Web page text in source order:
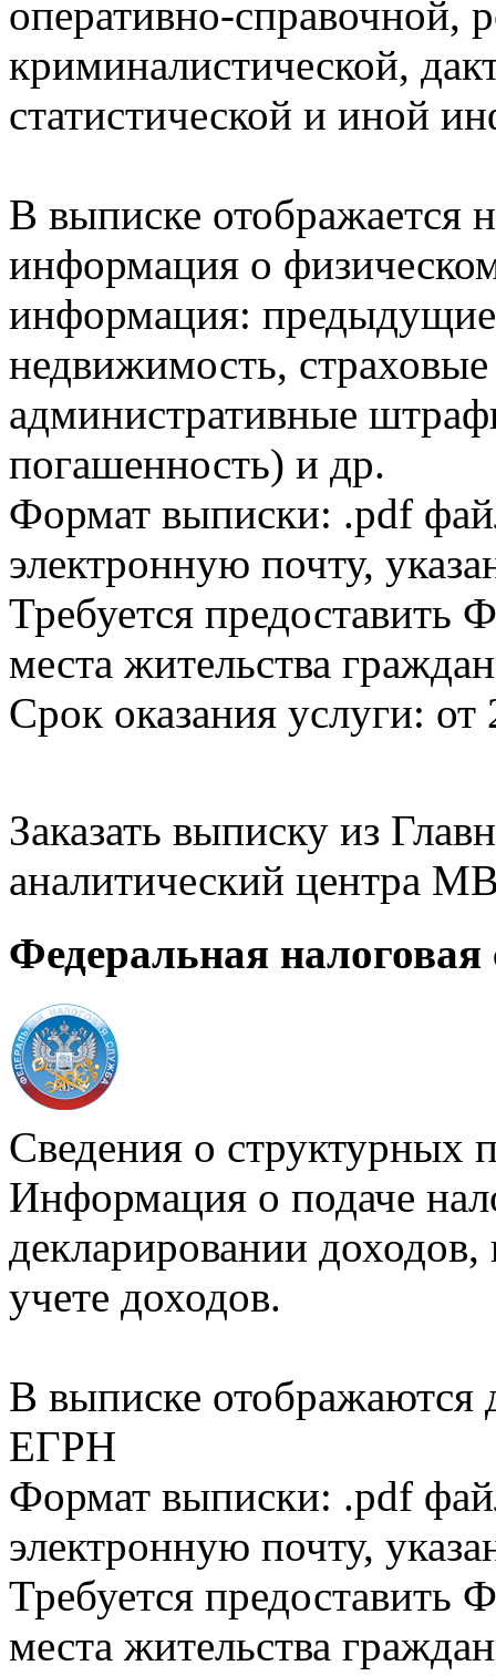
оперативно-справочной,
криминалистической,
статистической и иной
В выписке отображается
информация о
информация:
недвижимость,
административные
погашенность) и др.
Формат выписки: .pdf
электронную почту,
Требуется
места жительства
Срок оказания услуги: от
Заказать выписку из
аналитический центра
Федеральная налоговая
Сведения о структурных
Информация о подаче
декларировании доходов,
учете доходов.
В выписке
ЕГРН
Формат выписки: .pdf
электронную почту,
Требуется
места жительства